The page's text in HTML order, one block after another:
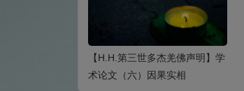
【H.H.第三世多杰羌佛声明】学
术论文（五）社会能力